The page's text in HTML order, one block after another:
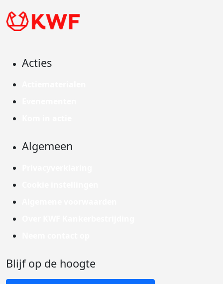
Acties
Algemeen
Blijf op de hoogte